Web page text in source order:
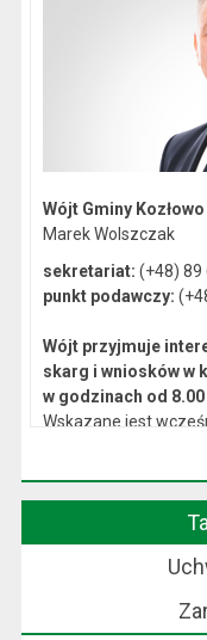
Wójt Gminy Kozłowo
Marek Wolszczak
sekretariat: (+48) 89
punkt podawczy:
Wójt przyjmuje
skarg i wniosków w
w godzinach od 8.00
Wskazane jest